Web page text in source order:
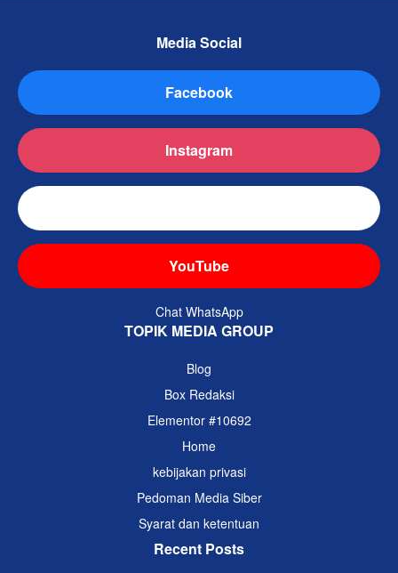
Media Social
Facebook
Instagram
YouTube
Chat WhatsApp
TOPIK MEDIA GROUP
Blog
Box Redaksi
Elementor #10692
Home
kebijakan privasi
Pedoman Media Siber
Syarat dan ketentuan
Recent Posts